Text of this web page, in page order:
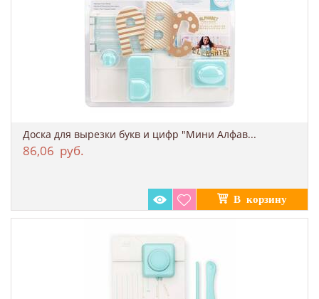
Доска для вырезки букв и цифр "Мини Алфав...
86,06 руб.